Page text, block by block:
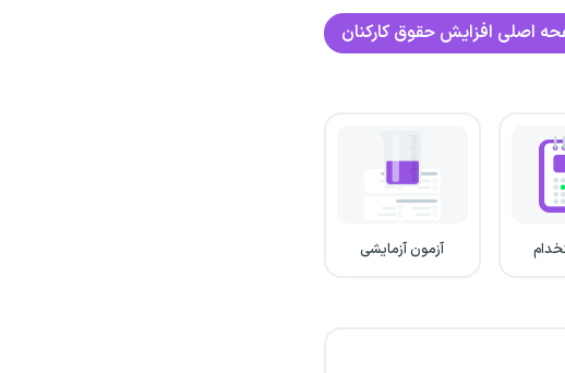
اصلی افزایش حقوق کارکنان
آزمون آزمایشی